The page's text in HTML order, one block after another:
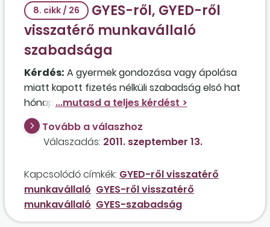
8. cikk / 26
GYES-ről, GYED-ről
visszatérő munkavállaló
szabadsága
Kérdés: A gyermek gondozása vagy ápolása
miatt kapott fizetés nélküli szabadság első hat
hónapjára járó szabadságot kell-e figyelembe
venni az eddigi egy évre járó szabadság
helyett a GYES-ről, illetve GYED-ről 2011.
augusztus 1. után visszatérő munkavállalók
Tovább a válaszhoz
Válaszadás: 2011. szeptember 13.
Kapcsolódó címkék: GYED-ről visszatérő
munkavállaló GYES-ről visszatérő
munkavállaló GYES-szabadság